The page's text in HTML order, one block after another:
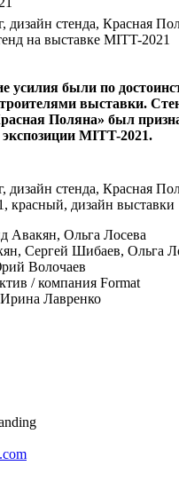
усилия были по
выставки.
Поляна» был
MITT-2021.
Авакян, Ольга Лосева
Сергей Шибаев, Ольга
Волочаев
/ компания Format
Лавренко